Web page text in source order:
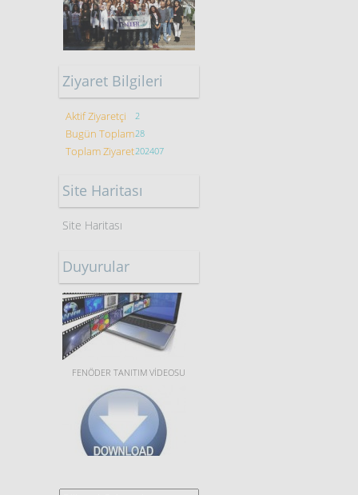
Ziyaret Bilgileri
Aktif Ziyaretçi 2
Bugün Toplam28
Toplam Ziyaret202407
Site Haritası
Site Haritası
Duyurular
FENÖDER TANITIM VİDEOSU